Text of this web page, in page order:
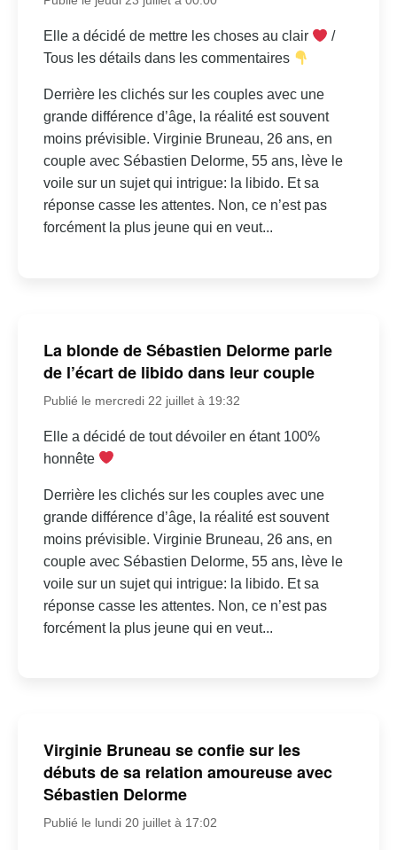
Elle a décidé de mettre les choses au clair
/
Tous les détails dans les commentaires
Derrière les clichés sur les couples avec une
grande différence d’âge, la réalité est souvent
moins prévisible. Virginie Bruneau, 26 ans, en
couple avec Sébastien Delorme, 55 ans, lève le
voile sur un sujet qui intrigue: la libido. Et sa
réponse casse les attentes. Non, ce n’est pas
forcément la plus jeune qui en veut...
La blonde de Sébastien Delorme parle
de l’écart de libido dans leur couple
Publié le mercredi 22 juillet à 19:32
Elle a décidé de tout dévoiler en étant 100%
honnête
Derrière les clichés sur les couples avec une
grande différence d’âge, la réalité est souvent
moins prévisible. Virginie Bruneau, 26 ans, en
couple avec Sébastien Delorme, 55 ans, lève le
voile sur un sujet qui intrigue: la libido. Et sa
réponse casse les attentes. Non, ce n’est pas
forcément la plus jeune qui en veut...
Virginie Bruneau se confie sur les
débuts de sa relation amoureuse avec
Sébastien Delorme
Publié le lundi 20 juillet à 17:02